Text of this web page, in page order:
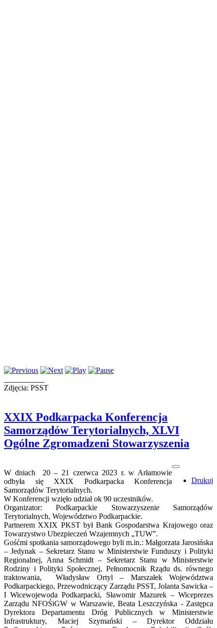
Zdjęcia: PSST
XXIX Podkarpacka Konferencja
Samorządów Terytorialnych, XLVI
Ogólne Zgromadzeni Stowarzyszenia
Drukuj
W dniach 20 – 21 czerwca 2023 r. w Arłamowie
odbyła się XXIX Podkarpacka Konferencja
Samorządów Terytorialnych.
W Konferencji wzięło udział ok 90 uczestników.
Organizator: Podkarpackie Stowarzyszenie Samorządów
Terytorialnych, Województwo Podkarpackie.
Partnerem XXIX PKST był Bank Gospodarstwa Krajowego oraz
Towarzystwo Ubezpieczeń Wzajemnych „TUW”.
Gośćmi spotkania samorządowego byli m.in.: Małgorzata Jarosińska
– Jedynak – Sekretarz Stanu w Ministerstwie Funduszy i Polityki
Regionalnej, Anna Schmidt – Sekretarz Stanu w Ministerstwie
Rodziny i Polityki Społecznej, Pełnomocnik Rządu ds. równego
traktowania, Władysław Ortyl – Marszałek Województwa
Podkarpackiego, Przewodniczący Zarządu PSST, Jolanta Sawicka –
I Wicewojewoda Podkarpacki, Sławomir Mazurek – Wiceprezes
Zarządu NFOŚiGW w Warszawie, Beata Leszczyńska - Zastępca
Dyrektora Departamentu Dróg Publicznych w Ministerstwie
Infrastruktury, Maciej Szymański – Dyrektor Oddziału